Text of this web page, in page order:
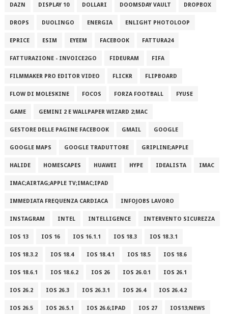
DAZN DISPLAY 10 DOLLARI DOOMSDAY VAULT DROPBOX
DROPS DUOLINGO ENERGIA ENLIGHT PHOTOLOOP
EPRICE ESIM EYEEM FACEBOOK FATTURA24
FATTURAZIONE - INVOICE2GO FIDEURAM FIFA
FILMMAKER PRO EDITOR VIDEO FLICKR FLIPBOARD
FLOW DI MOLESKINE FOCOS FORZA FOOTBALL FYUSE
GAME GEMINI 2 E WALLPAPER WIZARD 2;MAC
GESTORE DELLE PAGINE FACEBOOK GMAIL GOOGLE
GOOGLE MAPS GOOGLE TRADUTTORE GRIPLINE;APPLE
HALIDE HOMESCAPES HUAWEI HYPE IDEALISTA IMAC
IMAC;AIRTAG;APPLE TV;IMAC;IPAD
IMMEDIATA FREQUENZA CARDIACA INFOJOBS LAVORO
INSTAGRAM INTEL INTELLIGENCE INTERVENTO SICUREZZA
IOS 13 IOS 16 IOS 16.1.1 IOS 18.3 IOS 18.3.1
IOS 18.3.2 IOS 18.4 IOS 18.4.1 IOS 18.5 IOS 18.6
IOS 18.6.1 IOS 18.6.2 IOS 26 IOS 26.0.1 IOS 26.1
IOS 26.2 IOS 26.3 IOS 26.3.1 IOS 26.4 IOS 26.4.2
IOS 26.5 IOS 26.5.1 IOS 26.6;IPAD IOS 27 IOS13;NEWS